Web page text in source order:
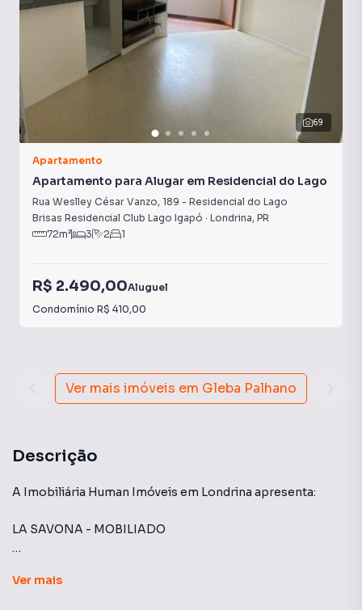
69
Apartamento
Apartamento para Alugar em Residencial do Lago
Rua Weslley César Vanzo, 189 - Residencial do Lago
Brisas Residencial Club Lago Igapó · Londrina, PR
72m² 3 2 1
R$ 2.490,00Aluguel
Condomínio R$ 410,00
Ver mais imóveis em Gleba Palhano
Descrição
A Imobiliária Human Imóveis em Londrina apresenta:
LA SAVONA - MOBILIADO
- Apartamento mobiliado;
Ver mais